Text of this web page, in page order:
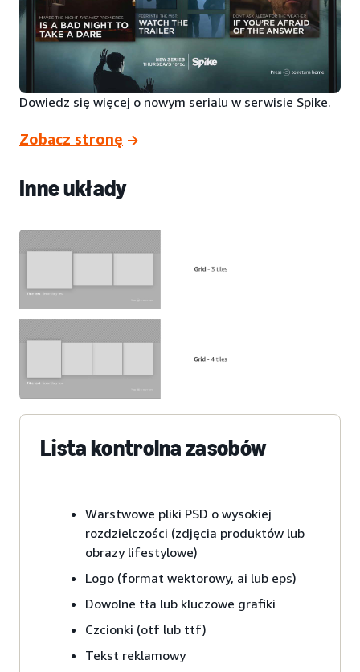
Dowiedz się więcej o nowym serialu w serwisie Spike.
Zobacz stronę
Inne układy
Lista kontrolna zasobów
Warstwowe pliki PSD o wysokiej
rozdzielczości (zdjęcia produktów lub
obrazy lifestylowe)
Logo (format wektorowy, ai lub eps)
Dowolne tła lub kluczowe grafiki
Czcionki (otf lub ttf)
Tekst reklamowy